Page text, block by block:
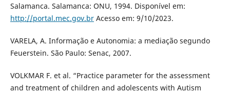
Salamanca. Salamanca: ONU, 1994. Disponível em:
http://portal.mec.gov.brAcesso em: 9/10/2023.
VARELA, A. Informação e Autonomia: a mediação segundo
Feuerstein. São Paulo: Senac, 2007.
VOLKMAR F. et al. “Practice parameter for the assessment
and treatment of children and adolescents with Autism